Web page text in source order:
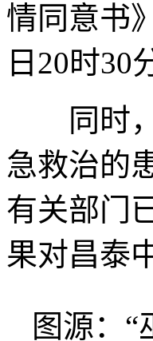
情同意书
日20时30
同时，
急救治的
有关部门
果对昌泰
图源：